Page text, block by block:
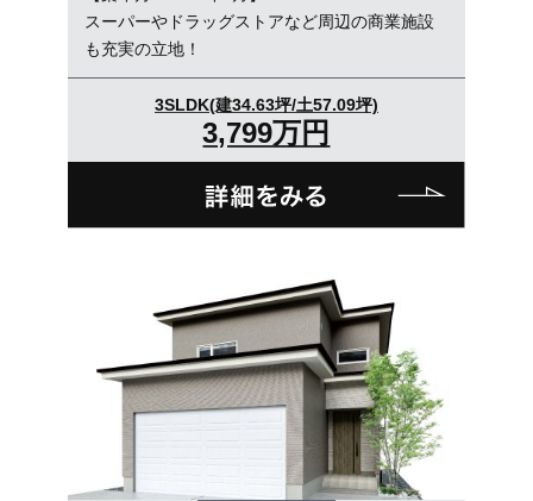
スーパーやドラッグストアなど周辺の商業施設
も充実の立地！
3SLDK(建34.63坪/土57.09坪)
3,799万円